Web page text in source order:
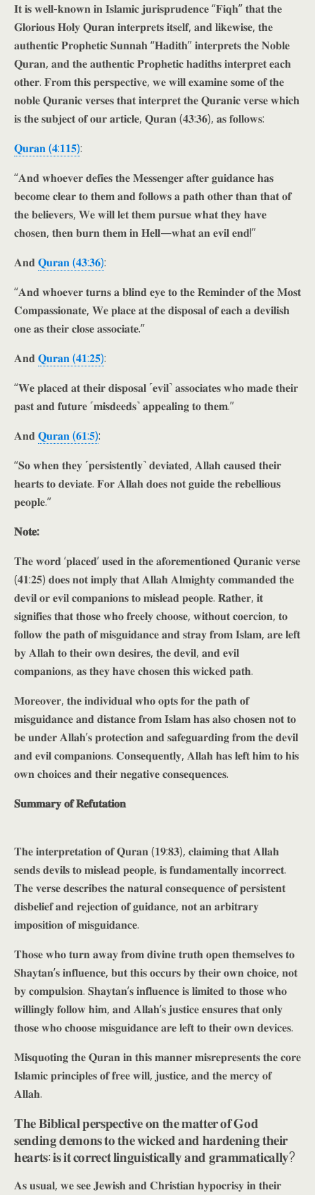
𝐈𝐭 𝐢𝐬 𝐰𝐞𝐥𝐥-𝐤𝐧𝐨𝐰𝐧 𝐢𝐧 𝐈𝐬𝐥𝐚𝐦𝐢𝐜 𝐣𝐮𝐫𝐢𝐬𝐩𝐫𝐮𝐝𝐞𝐧𝐜𝐞 “𝐅𝐢𝐪𝐡” 𝐭𝐡𝐚𝐭 𝐭𝐡𝐞
𝐆𝐥𝐨𝐫𝐢𝐨𝐮𝐬 𝐇𝐨𝐥𝐲 𝐐𝐮𝐫𝐚𝐧 𝐢𝐧𝐭𝐞𝐫𝐩𝐫𝐞𝐭𝐬 𝐢𝐭𝐬𝐞𝐥𝐟, 𝐚𝐧𝐝 𝐥𝐢𝐤𝐞𝐰𝐢𝐬𝐞, 𝐭𝐡𝐞
𝐚𝐮𝐭𝐡𝐞𝐧𝐭𝐢𝐜 𝐏𝐫𝐨𝐩𝐡𝐞𝐭𝐢𝐜 𝐒𝐮𝐧𝐧𝐚𝐡 “𝐇𝐚𝐝𝐢𝐭𝐡” 𝐢𝐧𝐭𝐞𝐫𝐩𝐫𝐞𝐭𝐬 𝐭𝐡𝐞 𝐍𝐨𝐛𝐥𝐞
𝐐𝐮𝐫𝐚𝐧, 𝐚𝐧𝐝 𝐭𝐡𝐞 𝐚𝐮𝐭𝐡𝐞𝐧𝐭𝐢𝐜 𝐏𝐫𝐨𝐩𝐡𝐞𝐭𝐢𝐜 𝐡𝐚𝐝𝐢𝐭𝐡𝐬 𝐢𝐧𝐭𝐞𝐫𝐩𝐫𝐞𝐭 𝐞𝐚𝐜𝐡
𝐨𝐭𝐡𝐞𝐫. 𝐅𝐫𝐨𝐦 𝐭𝐡𝐢𝐬 𝐩𝐞𝐫𝐬𝐩𝐞𝐜𝐭𝐢𝐯𝐞, 𝐰𝐞 𝐰𝐢𝐥𝐥 𝐞𝐱𝐚𝐦𝐢𝐧𝐞 𝐬𝐨𝐦𝐞 𝐨𝐟 𝐭𝐡𝐞
𝐧𝐨𝐛𝐥𝐞 𝐐𝐮𝐫𝐚𝐧𝐢𝐜 𝐯𝐞𝐫𝐬𝐞𝐬 𝐭𝐡𝐚𝐭 𝐢𝐧𝐭𝐞𝐫𝐩𝐫𝐞𝐭 𝐭𝐡𝐞 𝐐𝐮𝐫𝐚𝐧𝐢𝐜 𝐯𝐞𝐫𝐬𝐞 𝐰𝐡𝐢𝐜𝐡
𝐢𝐬 𝐭𝐡𝐞 𝐬𝐮𝐛𝐣𝐞𝐜𝐭 𝐨𝐟 𝐨𝐮𝐫 𝐚𝐫𝐭𝐢𝐜𝐥𝐞, 𝐐𝐮𝐫𝐚𝐧 (𝟒𝟑:𝟑𝟔), 𝐚𝐬 𝐟𝐨𝐥𝐥𝐨𝐰𝐬:
𝐐𝐮𝐫𝐚𝐧 (𝟒:𝟏𝟏𝟓):
“𝐀𝐧𝐝 𝐰𝐡𝐨𝐞𝐯𝐞𝐫 𝐝𝐞𝐟𝐢𝐞𝐬 𝐭𝐡𝐞 𝐌𝐞𝐬𝐬𝐞𝐧𝐠𝐞𝐫 𝐚𝐟𝐭𝐞𝐫 𝐠𝐮𝐢𝐝𝐚𝐧𝐜𝐞 𝐡𝐚𝐬
𝐛𝐞𝐜𝐨𝐦𝐞 𝐜𝐥𝐞𝐚𝐫 𝐭𝐨 𝐭𝐡𝐞𝐦 𝐚𝐧𝐝 𝐟𝐨𝐥𝐥𝐨𝐰𝐬 𝐚 𝐩𝐚𝐭𝐡 𝐨𝐭𝐡𝐞𝐫 𝐭𝐡𝐚𝐧 𝐭𝐡𝐚𝐭 𝐨𝐟
𝐭𝐡𝐞 𝐛𝐞𝐥𝐢𝐞𝐯𝐞𝐫𝐬, 𝐖𝐞 𝐰𝐢𝐥𝐥 𝐥𝐞𝐭 𝐭𝐡𝐞𝐦 𝐩𝐮𝐫𝐬𝐮𝐞 𝐰𝐡𝐚𝐭 𝐭𝐡𝐞𝐲 𝐡𝐚𝐯𝐞
𝐜𝐡𝐨𝐬𝐞𝐧, 𝐭𝐡𝐞𝐧 𝐛𝐮𝐫𝐧 𝐭𝐡𝐞𝐦 𝐢𝐧 𝐇𝐞𝐥𝐥—𝐰𝐡𝐚𝐭 𝐚𝐧 𝐞𝐯𝐢𝐥 𝐞𝐧𝐝!”
𝐀𝐧𝐝𝐐𝐮𝐫𝐚𝐧 (𝟒𝟑:𝟑𝟔):
“𝐀𝐧𝐝 𝐰𝐡𝐨𝐞𝐯𝐞𝐫 𝐭𝐮𝐫𝐧𝐬 𝐚 𝐛𝐥𝐢𝐧𝐝 𝐞𝐲𝐞 𝐭𝐨 𝐭𝐡𝐞 𝐑𝐞𝐦𝐢𝐧𝐝𝐞𝐫 𝐨𝐟 𝐭𝐡𝐞 𝐌𝐨𝐬𝐭
𝐂𝐨𝐦𝐩𝐚𝐬𝐬𝐢𝐨𝐧𝐚𝐭𝐞, 𝐖𝐞 𝐩𝐥𝐚𝐜𝐞 𝐚𝐭 𝐭𝐡𝐞 𝐝𝐢𝐬𝐩𝐨𝐬𝐚𝐥 𝐨𝐟 𝐞𝐚𝐜𝐡 𝐚 𝐝𝐞𝐯𝐢𝐥𝐢𝐬𝐡
𝐨𝐧𝐞 𝐚𝐬 𝐭𝐡𝐞𝐢𝐫 𝐜𝐥𝐨𝐬𝐞 𝐚𝐬𝐬𝐨𝐜𝐢𝐚𝐭𝐞.”
𝐀𝐧𝐝𝐐𝐮𝐫𝐚𝐧 (𝟒𝟏:𝟐𝟓):
“𝐖𝐞 𝐩𝐥𝐚𝐜𝐞𝐝 𝐚𝐭 𝐭𝐡𝐞𝐢𝐫 𝐝𝐢𝐬𝐩𝐨𝐬𝐚𝐥 ˹𝐞𝐯𝐢𝐥˺ 𝐚𝐬𝐬𝐨𝐜𝐢𝐚𝐭𝐞𝐬 𝐰𝐡𝐨 𝐦𝐚𝐝𝐞 𝐭𝐡𝐞𝐢𝐫
𝐩𝐚𝐬𝐭 𝐚𝐧𝐝 𝐟𝐮𝐭𝐮𝐫𝐞 ˹𝐦𝐢𝐬𝐝𝐞𝐞𝐝𝐬˺ 𝐚𝐩𝐩𝐞𝐚𝐥𝐢𝐧𝐠 𝐭𝐨 𝐭𝐡𝐞𝐦.”
𝐀𝐧𝐝𝐐𝐮𝐫𝐚𝐧 (𝟔𝟏:𝟓):
“𝐒𝐨 𝐰𝐡𝐞𝐧 𝐭𝐡𝐞𝐲 ˹𝐩𝐞𝐫𝐬𝐢𝐬𝐭𝐞𝐧𝐭𝐥𝐲˺ 𝐝𝐞𝐯𝐢𝐚𝐭𝐞𝐝, 𝐀𝐥𝐥𝐚𝐡 𝐜𝐚𝐮𝐬𝐞𝐝 𝐭𝐡𝐞𝐢𝐫
𝐡𝐞𝐚𝐫𝐭𝐬 𝐭𝐨 𝐝𝐞𝐯𝐢𝐚𝐭𝐞. 𝐅𝐨𝐫 𝐀𝐥𝐥𝐚𝐡 𝐝𝐨𝐞𝐬 𝐧𝐨𝐭 𝐠𝐮𝐢𝐝𝐞 𝐭𝐡𝐞 𝐫𝐞𝐛𝐞𝐥𝐥𝐢𝐨𝐮𝐬
𝐩𝐞𝐨𝐩𝐥𝐞.”
𝐍𝐨𝐭𝐞:
𝐓𝐡𝐞 𝐰𝐨𝐫𝐝 ‘𝐩𝐥𝐚𝐜𝐞𝐝’ 𝐮𝐬𝐞𝐝 𝐢𝐧 𝐭𝐡𝐞 𝐚𝐟𝐨𝐫𝐞𝐦𝐞𝐧𝐭𝐢𝐨𝐧𝐞𝐝 𝐐𝐮𝐫𝐚𝐧𝐢𝐜 𝐯𝐞𝐫𝐬𝐞
(𝟒𝟏:𝟐𝟓) 𝐝𝐨𝐞𝐬 𝐧𝐨𝐭 𝐢𝐦𝐩𝐥𝐲 𝐭𝐡𝐚𝐭 𝐀𝐥𝐥𝐚𝐡 𝐀𝐥𝐦𝐢𝐠𝐡𝐭𝐲 𝐜𝐨𝐦𝐦𝐚𝐧𝐝𝐞𝐝 𝐭𝐡𝐞
𝐝𝐞𝐯𝐢𝐥 𝐨𝐫 𝐞𝐯𝐢𝐥 𝐜𝐨𝐦𝐩𝐚𝐧𝐢𝐨𝐧𝐬 𝐭𝐨 𝐦𝐢𝐬𝐥𝐞𝐚𝐝 𝐩𝐞𝐨𝐩𝐥𝐞. 𝐑𝐚𝐭𝐡𝐞𝐫, 𝐢𝐭
𝐬𝐢𝐠𝐧𝐢𝐟𝐢𝐞𝐬 𝐭𝐡𝐚𝐭 𝐭𝐡𝐨𝐬𝐞 𝐰𝐡𝐨 𝐟𝐫𝐞𝐞𝐥𝐲 𝐜𝐡𝐨𝐨𝐬𝐞, 𝐰𝐢𝐭𝐡𝐨𝐮𝐭 𝐜𝐨𝐞𝐫𝐜𝐢𝐨𝐧, 𝐭𝐨
𝐟𝐨𝐥𝐥𝐨𝐰 𝐭𝐡𝐞 𝐩𝐚𝐭𝐡 𝐨𝐟 𝐦𝐢𝐬𝐠𝐮𝐢𝐝𝐚𝐧𝐜𝐞 𝐚𝐧𝐝 𝐬𝐭𝐫𝐚𝐲 𝐟𝐫𝐨𝐦 𝐈𝐬𝐥𝐚𝐦, 𝐚𝐫𝐞 𝐥𝐞𝐟𝐭
𝐛𝐲 𝐀𝐥𝐥𝐚𝐡 𝐭𝐨 𝐭𝐡𝐞𝐢𝐫 𝐨𝐰𝐧 𝐝𝐞𝐬𝐢𝐫𝐞𝐬, 𝐭𝐡𝐞 𝐝𝐞𝐯𝐢𝐥, 𝐚𝐧𝐝 𝐞𝐯𝐢𝐥
𝐜𝐨𝐦𝐩𝐚𝐧𝐢𝐨𝐧𝐬, 𝐚𝐬 𝐭𝐡𝐞𝐲 𝐡𝐚𝐯𝐞 𝐜𝐡𝐨𝐬𝐞𝐧 𝐭𝐡𝐢𝐬 𝐰𝐢𝐜𝐤𝐞𝐝 𝐩𝐚𝐭𝐡.
𝐌𝐨𝐫𝐞𝐨𝐯𝐞𝐫, 𝐭𝐡𝐞 𝐢𝐧𝐝𝐢𝐯𝐢𝐝𝐮𝐚𝐥 𝐰𝐡𝐨 𝐨𝐩𝐭𝐬 𝐟𝐨𝐫 𝐭𝐡𝐞 𝐩𝐚𝐭𝐡 𝐨𝐟
𝐦𝐢𝐬𝐠𝐮𝐢𝐝𝐚𝐧𝐜𝐞 𝐚𝐧𝐝 𝐝𝐢𝐬𝐭𝐚𝐧𝐜𝐞 𝐟𝐫𝐨𝐦 𝐈𝐬𝐥𝐚𝐦 𝐡𝐚𝐬 𝐚𝐥𝐬𝐨 𝐜𝐡𝐨𝐬𝐞𝐧 𝐧𝐨𝐭 𝐭𝐨
𝐛𝐞 𝐮𝐧𝐝𝐞𝐫 𝐀𝐥𝐥𝐚𝐡’𝐬 𝐩𝐫𝐨𝐭𝐞𝐜𝐭𝐢𝐨𝐧 𝐚𝐧𝐝 𝐬𝐚𝐟𝐞𝐠𝐮𝐚𝐫𝐝𝐢𝐧𝐠 𝐟𝐫𝐨𝐦 𝐭𝐡𝐞 𝐝𝐞𝐯𝐢𝐥
𝐚𝐧𝐝 𝐞𝐯𝐢𝐥 𝐜𝐨𝐦𝐩𝐚𝐧𝐢𝐨𝐧𝐬. 𝐂𝐨𝐧𝐬𝐞𝐪𝐮𝐞𝐧𝐭𝐥𝐲, 𝐀𝐥𝐥𝐚𝐡 𝐡𝐚𝐬 𝐥𝐞𝐟𝐭 𝐡𝐢𝐦 𝐭𝐨 𝐡𝐢𝐬
𝐨𝐰𝐧 𝐜𝐡𝐨𝐢𝐜𝐞𝐬 𝐚𝐧𝐝 𝐭𝐡𝐞𝐢𝐫 𝐧𝐞𝐠𝐚𝐭𝐢𝐯𝐞 𝐜𝐨𝐧𝐬𝐞𝐪𝐮𝐞𝐧𝐜𝐞𝐬.
𝐒𝐮𝐦𝐦𝐚𝐫𝐲 𝐨𝐟 𝐑𝐞𝐟𝐮𝐭𝐚𝐭𝐢𝐨𝐧
𝐓𝐡𝐞 𝐢𝐧𝐭𝐞𝐫𝐩𝐫𝐞𝐭𝐚𝐭𝐢𝐨𝐧 𝐨𝐟 𝐐𝐮𝐫𝐚𝐧 (𝟏𝟗:𝟖𝟑), 𝐜𝐥𝐚𝐢𝐦𝐢𝐧𝐠 𝐭𝐡𝐚𝐭 𝐀𝐥𝐥𝐚𝐡
𝐬𝐞𝐧𝐝𝐬 𝐝𝐞𝐯𝐢𝐥𝐬 𝐭𝐨 𝐦𝐢𝐬𝐥𝐞𝐚𝐝 𝐩𝐞𝐨𝐩𝐥𝐞, 𝐢𝐬 𝐟𝐮𝐧𝐝𝐚𝐦𝐞𝐧𝐭𝐚𝐥𝐥𝐲 𝐢𝐧𝐜𝐨𝐫𝐫𝐞𝐜𝐭.
𝐓𝐡𝐞 𝐯𝐞𝐫𝐬𝐞 𝐝𝐞𝐬𝐜𝐫𝐢𝐛𝐞𝐬 𝐭𝐡𝐞 𝐧𝐚𝐭𝐮𝐫𝐚𝐥 𝐜𝐨𝐧𝐬𝐞𝐪𝐮𝐞𝐧𝐜𝐞 𝐨𝐟 𝐩𝐞𝐫𝐬𝐢𝐬𝐭𝐞𝐧𝐭
𝐝𝐢𝐬𝐛𝐞𝐥𝐢𝐞𝐟 𝐚𝐧𝐝 𝐫𝐞𝐣𝐞𝐜𝐭𝐢𝐨𝐧 𝐨𝐟 𝐠𝐮𝐢𝐝𝐚𝐧𝐜𝐞, 𝐧𝐨𝐭 𝐚𝐧 𝐚𝐫𝐛𝐢𝐭𝐫𝐚𝐫𝐲
𝐢𝐦𝐩𝐨𝐬𝐢𝐭𝐢𝐨𝐧 𝐨𝐟 𝐦𝐢𝐬𝐠𝐮𝐢𝐝𝐚𝐧𝐜𝐞.
𝐓𝐡𝐨𝐬𝐞 𝐰𝐡𝐨 𝐭𝐮𝐫𝐧 𝐚𝐰𝐚𝐲 𝐟𝐫𝐨𝐦 𝐝𝐢𝐯𝐢𝐧𝐞 𝐭𝐫𝐮𝐭𝐡 𝐨𝐩𝐞𝐧 𝐭𝐡𝐞𝐦𝐬𝐞𝐥𝐯𝐞𝐬 𝐭𝐨
𝐒𝐡𝐚𝐲𝐭𝐚𝐧’𝐬 𝐢𝐧𝐟𝐥𝐮𝐞𝐧𝐜𝐞, 𝐛𝐮𝐭 𝐭𝐡𝐢𝐬 𝐨𝐜𝐜𝐮𝐫𝐬 𝐛𝐲 𝐭𝐡𝐞𝐢𝐫 𝐨𝐰𝐧 𝐜𝐡𝐨𝐢𝐜𝐞, 𝐧𝐨𝐭
𝐛𝐲 𝐜𝐨𝐦𝐩𝐮𝐥𝐬𝐢𝐨𝐧. 𝐒𝐡𝐚𝐲𝐭𝐚𝐧’𝐬 𝐢𝐧𝐟𝐥𝐮𝐞𝐧𝐜𝐞 𝐢𝐬 𝐥𝐢𝐦𝐢𝐭𝐞𝐝 𝐭𝐨 𝐭𝐡𝐨𝐬𝐞 𝐰𝐡𝐨
𝐰𝐢𝐥𝐥𝐢𝐧𝐠𝐥𝐲 𝐟𝐨𝐥𝐥𝐨𝐰 𝐡𝐢𝐦, 𝐚𝐧𝐝 𝐀𝐥𝐥𝐚𝐡’𝐬 𝐣𝐮𝐬𝐭𝐢𝐜𝐞 𝐞𝐧𝐬𝐮𝐫𝐞𝐬 𝐭𝐡𝐚𝐭 𝐨𝐧𝐥𝐲
𝐭𝐡𝐨𝐬𝐞 𝐰𝐡𝐨 𝐜𝐡𝐨𝐨𝐬𝐞 𝐦𝐢𝐬𝐠𝐮𝐢𝐝𝐚𝐧𝐜𝐞 𝐚𝐫𝐞 𝐥𝐞𝐟𝐭 𝐭𝐨 𝐭𝐡𝐞𝐢𝐫 𝐨𝐰𝐧 𝐝𝐞𝐯𝐢𝐜𝐞𝐬.
𝐌𝐢𝐬𝐪𝐮𝐨𝐭𝐢𝐧𝐠 𝐭𝐡𝐞 𝐐𝐮𝐫𝐚𝐧 𝐢𝐧 𝐭𝐡𝐢𝐬 𝐦𝐚𝐧𝐧𝐞𝐫 𝐦𝐢𝐬𝐫𝐞𝐩𝐫𝐞𝐬𝐞𝐧𝐭𝐬 𝐭𝐡𝐞 𝐜𝐨𝐫𝐞
𝐈𝐬𝐥𝐚𝐦𝐢𝐜 𝐩𝐫𝐢𝐧𝐜𝐢𝐩𝐥𝐞𝐬 𝐨𝐟 𝐟𝐫𝐞𝐞 𝐰𝐢𝐥𝐥, 𝐣𝐮𝐬𝐭𝐢𝐜𝐞, 𝐚𝐧𝐝 𝐭𝐡𝐞 𝐦𝐞𝐫𝐜𝐲 𝐨𝐟
𝐀𝐥𝐥𝐚𝐡.
𝐓𝐡𝐞 𝐁𝐢𝐛𝐥𝐢𝐜𝐚𝐥 𝐩𝐞𝐫𝐬𝐩𝐞𝐜𝐭𝐢𝐯𝐞 𝐨𝐧 𝐭𝐡𝐞 𝐦𝐚𝐭𝐭𝐞𝐫 𝐨𝐟 𝐆𝐨𝐝
𝐬𝐞𝐧𝐝𝐢𝐧𝐠 𝐝𝐞𝐦𝐨𝐧𝐬 𝐭𝐨 𝐭𝐡𝐞 𝐰𝐢𝐜𝐤𝐞𝐝 𝐚𝐧𝐝 𝐡𝐚𝐫𝐝𝐞𝐧𝐢𝐧𝐠 𝐭𝐡𝐞𝐢𝐫
𝐡𝐞𝐚𝐫𝐭𝐬: 𝐢𝐬 𝐢𝐭 𝐜𝐨𝐫𝐫𝐞𝐜𝐭 𝐥𝐢𝐧𝐠𝐮𝐢𝐬𝐭𝐢𝐜𝐚𝐥𝐥𝐲 𝐚𝐧𝐝 𝐠𝐫𝐚𝐦𝐦𝐚𝐭𝐢𝐜𝐚𝐥𝐥𝐲?
𝐀𝐬 𝐮𝐬𝐮𝐚𝐥, 𝐰𝐞 𝐬𝐞𝐞 𝐉𝐞𝐰𝐢𝐬𝐡 𝐚𝐧𝐝 𝐂𝐡𝐫𝐢𝐬𝐭𝐢𝐚𝐧 𝐡𝐲𝐩𝐨𝐜𝐫𝐢𝐬𝐲 𝐢𝐧 𝐭𝐡𝐞𝐢𝐫